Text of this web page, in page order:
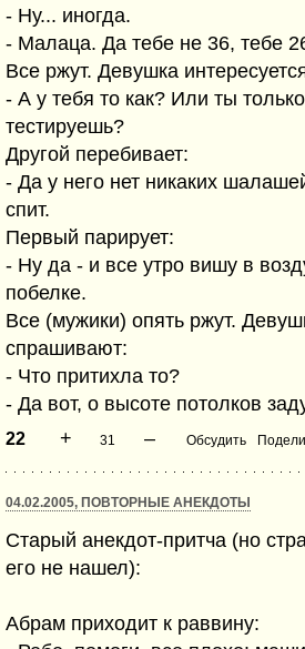
- Ну... иногда.
- Малаца. Да тебе не 36, тебе
Все ржут. Девушка
- А у тебя то как? Или ты
тестируешь?
Другой перебивает:
- Да у него нет никаких
спит.
Первый парирует:
- Ну да - и все утро вишу в
побелке.
Все (мужики) опять ржут.
спрашивают:
- Что притихла то?
- Да вот, о высоте потолков
22 + 31 – Обсудить
04.02.2005, ПОВТОРНЫЕ АНЕКДОТЫ
Старый анекдот-притча (но
его не нашел):
Абрам приходит к раввину: